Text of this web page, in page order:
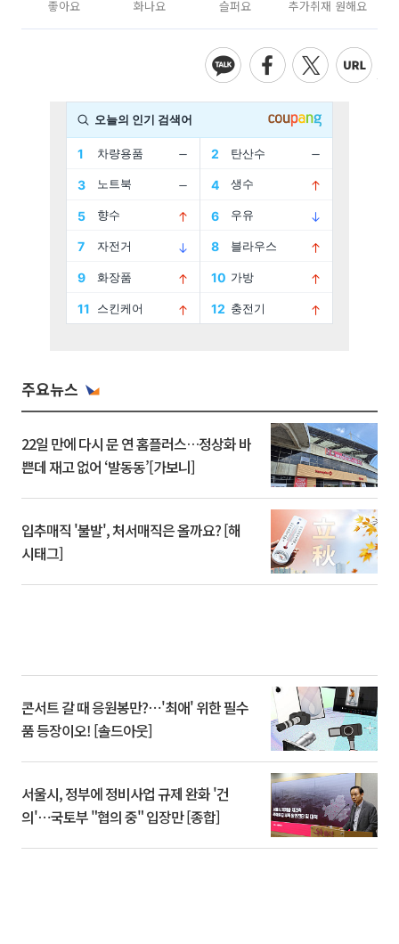
좋아요 화나요 슬퍼요 추가취재 원해요
주요뉴스
22일 만에 다시 문 연 홈플러스…정상화 바
쁜데 재고 없어 ‘발동동’[가보니]
입추매직 '불발', 처서매직은 올까요? [해
시태그]
콘서트 갈 때 응원봉만?⋯'최애' 위한 필수
품 등장이오! [솔드아웃]
서울시, 정부에 정비사업 규제 완화 '건
의'⋯국토부 "협의 중" 입장만 [종합]